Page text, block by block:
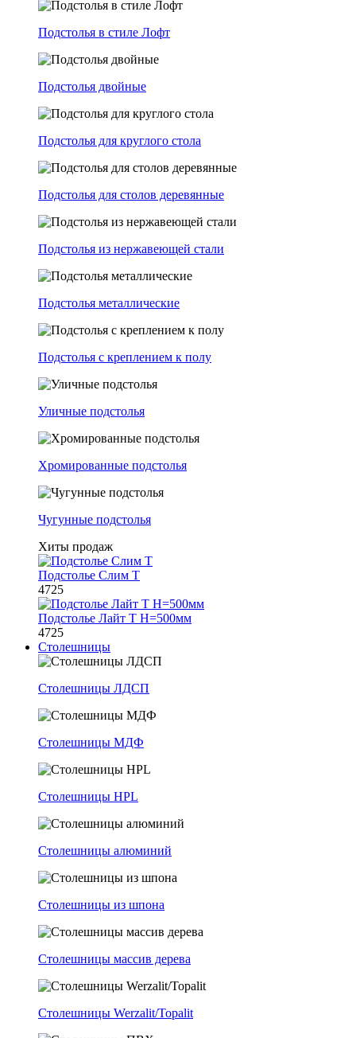
Подстолья в стиле Лофт
Подстолья двойные
Подстолья для круглого стола
Подстолья для столов деревянные
Подстолья из нержавеющей стали
Подстолья металлические
Подстолья с креплением к полу
Уличные подстолья
Хромированные подстолья
Чугунные подстолья
Хиты продаж
Подстолье Слим Т
4725
Подстолье Лайт Т H=500мм
4725
Столешницы
Столешницы ЛДСП
Столешницы МДФ
Столешницы HPL
Столешницы алюминий
Столешницы из шпона
Столешницы массив дерева
Столешницы Werzalit/Topalit